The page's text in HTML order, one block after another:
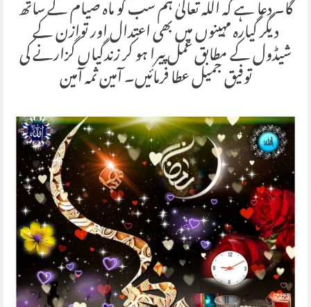
گا۔ دعا ہے کہ اللہ تعالیٰ ہم سب کو ماہ صیام کے ساتھ
دیگر گیارہ مہینوں میں بھی اعتدال اور توازن کے
شیڈول کے مطابق عمل پیرا ہو کر زندگیاں گزارنے کی
توفیق جمیل عطا فرمائیں۔ آمین ثمہ آمین